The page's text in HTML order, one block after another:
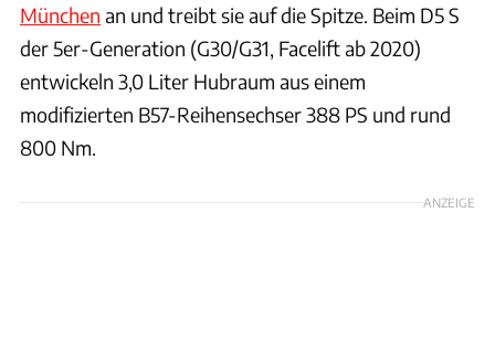
München an und treibt sie auf die Spitze. Beim D5 S
der 5er-Generation (G30/G31, Facelift ab 2020)
entwickeln 3,0 Liter Hubraum aus einem
modifizierten B57-Reihensechser 388 PS und rund
800 Nm.
ANZEIGE